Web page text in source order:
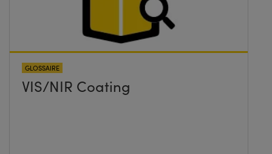
GLOSSAIRE
VIS/NIR Coating